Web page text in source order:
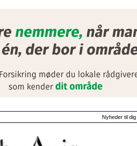
Nyheder til